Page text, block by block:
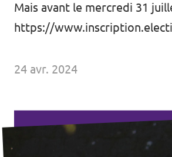
Volt Belgique
Agenda
Faire un don pour Volt
Mais avant le mercredi 31
https://
24 avr. 2024